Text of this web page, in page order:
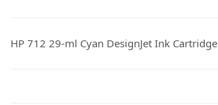
HP 712 29-ml Cyan DesignJet Ink Cartridge